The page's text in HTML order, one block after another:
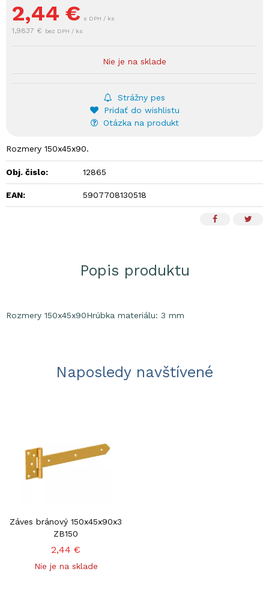
2,44 € s DPH / ks
1,9837 € bez DPH / ks
Nie je na sklade
Strážny pes
Pridať do wishlistu
Otázka na produkt
Rozmery 150x45x90.
Obj. čislo: 12865
EAN: 5907708130518
Popis produktu
Rozmery 150x45x90Hrúbka materiálu: 3 mm
Naposledy navštívené
Záves bránový 150x45x90x3
ZB150
2,44 €
Nie je na sklade